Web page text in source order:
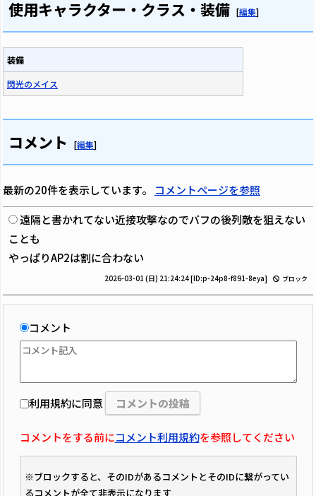
使用キャラクター・クラス・装備 [編集]
装備
閃光のメイス
コメント [編集]
最新の20件を表示しています。 コメントページを参照
遠隔と書かれてない近接攻撃なのでバフの後列敵を狙えない
ことも
やっぱりAP2は割に合わない
2026-03-01 (日) 21:24:24[ID:p-24p8-f891-8eya] ブロック
コメント
利用規約に同意
コメントをする前にコメント利用規約を参照してください
※ブロックすると、そのIDがあるコメントとそのIDに繋がってい
るコメントが全て非表示になります